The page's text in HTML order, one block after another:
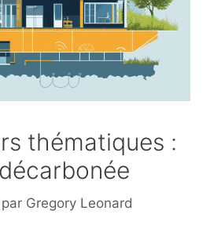
thématiques :
par Gregory Leonard